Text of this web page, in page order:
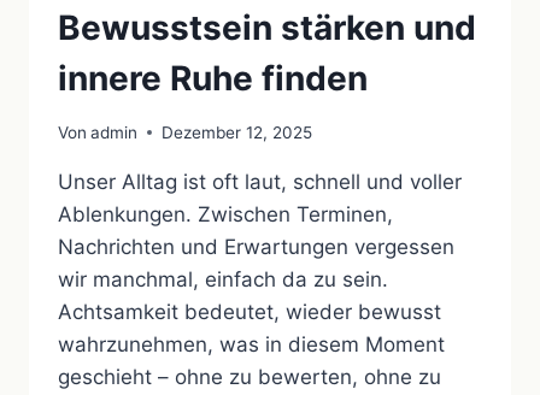
Bewusstsein stärken und
innere Ruhe finden
Von admin Dezember 12, 2025
Unser Alltag ist oft laut, schnell und voller
Ablenkungen. Zwischen Terminen,
Nachrichten und Erwartungen vergessen
wir manchmal, einfach da zu sein.
Achtsamkeit bedeutet, wieder bewusst
wahrzunehmen, was in diesem Moment
geschieht – ohne zu bewerten, ohne zu